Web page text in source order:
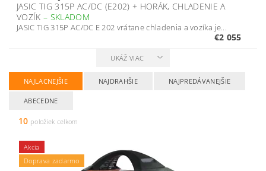
JASIC TIG 315P AC/DC (E202) + HORÁK, CHLADENIE A
VOZÍK– SKLADOM
JASIC TIG 315P AC/DC E 202 vrátane chladenia a vozíka je...
€2 055
UKÁŽ VIAC
NAJLACNEJŠIE NAJDRAHŠIE NAJPREDÁVANEJŠIE
ABECEDNE
10 položiek celkom
Akcia
Doprava zadarmo